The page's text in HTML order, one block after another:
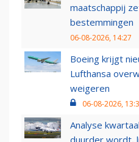
maatschappij
bestemmingen
06-08-2026, 14:27
Boeing krijgt
Lufthansa
weigeren
06-08-2026,
Analyse